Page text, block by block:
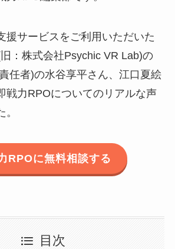
援サービスをご利用いただいた
：株式会社Psychic VR Lab)の
任者)の水谷享平さん、江口夏絵
戦力RPOについてのリアルな声
RPOに無料相談する
目次